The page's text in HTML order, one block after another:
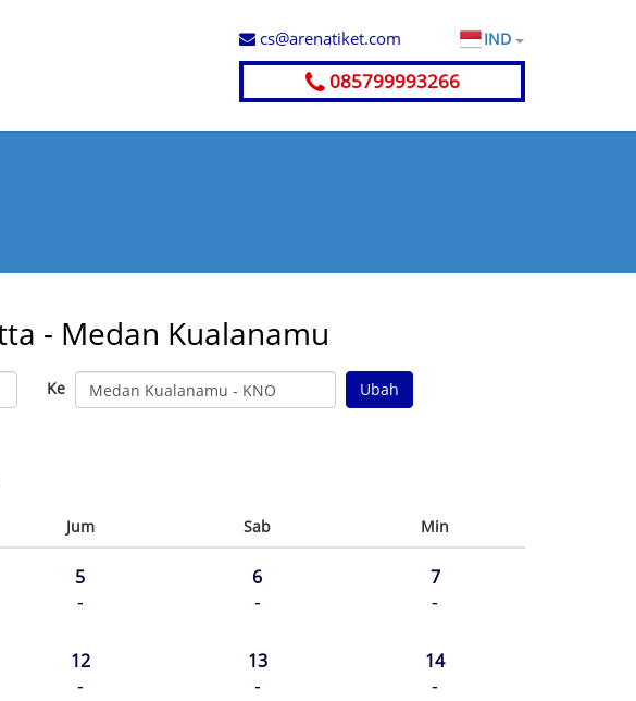
cs@arenatiket.com IND
085799993266
- Medan Kualanamu
Ke Ubah
Jum Sab Min
5
-
6
-
7
-
12
-
13
-
14
-